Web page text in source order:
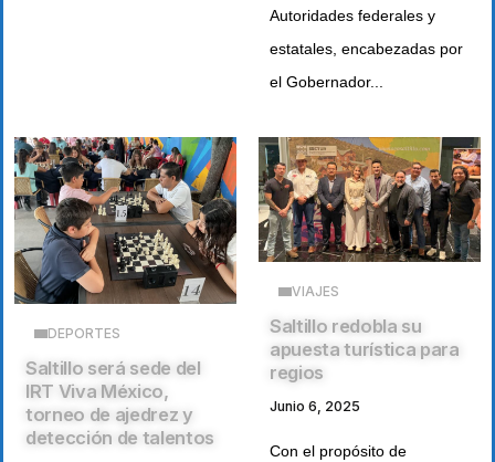
Autoridades federales y
estatales, encabezadas por
el Gobernador...
DEPORTES
Saltillo será sede del
IRT Viva México,
torneo de ajedrez y
detección de talentos
VIAJES
Saltillo redobla su
apuesta turística para
regios
Junio 6, 2025
Con el propósito de